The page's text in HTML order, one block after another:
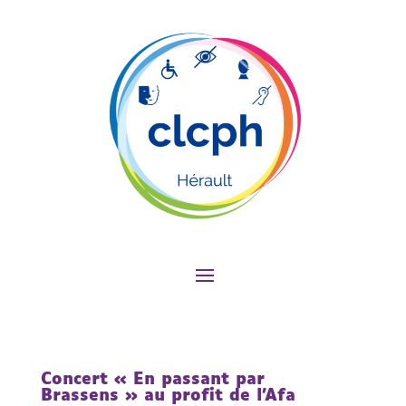
Concert « En passant par
Brassens » au profit de l’Afa